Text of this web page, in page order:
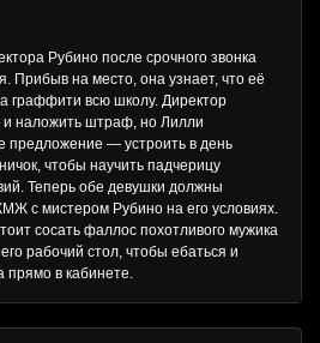
Рубино после срочного звонка
Прибыв на место, она узнает, что её
граффити всю школу. Директор
и наложить штраф, но Лилли
предложение — устроить в день
чтобы научить падчерицу
Теперь обе девушки должны
с мистером Рубино на его условиях.
сосать фаллос похотливого мужика
рабочий стол, чтобы ебаться и
прямо в кабинете.